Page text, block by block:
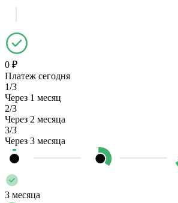
0 ₽
Платеж сегодня
1/3
Через 1 месяц
2/3
Через 2 месяца
3/3
Через 3 месяца
3 месяца